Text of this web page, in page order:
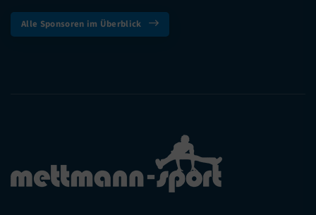
Alle Sponsoren im Überblick